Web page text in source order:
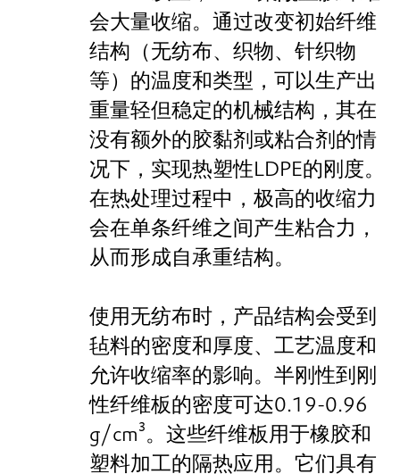
会大量收缩。通过改变初始纤维
结构（无纺布、织物、针织物
等）的温度和类型，可以生产出
重量轻但稳定的机械结构，其在
没有额外的胶黏剂或粘合剂的情
况下，实现热塑性LDPE的刚度。
在热处理过程中，极高的收缩力
会在单条纤维之间产生粘合力，
从而形成自承重结构。
使用无纺布时，产品结构会受到
毡料的密度和厚度、工艺温度和
允许收缩率的影响。半刚性到刚
性纤维板的密度可达0.19-0.96
g/cm³。这些纤维板用于橡胶和
塑料加工的隔热应用。它们具有